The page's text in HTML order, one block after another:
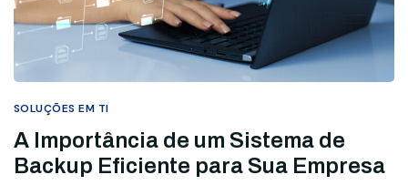
SOLUÇÕES EM TI
A Importância de um Sistema de
Backup Eficiente para Sua Empresa